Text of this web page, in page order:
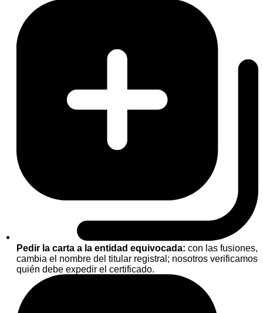
Pedir la carta a la entidad equivocada: con las fusiones,
cambia el nombre del titular registral; nosotros verificamos
quién debe expedir el certificado.